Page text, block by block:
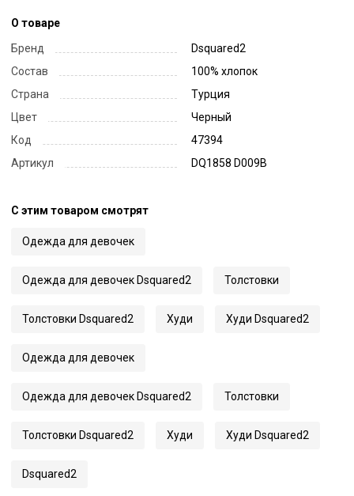
О товаре
Бренд
Dsquared2
Состав
100% хлопок
Страна
Турция
Цвет
Черный
Код
47394
Артикул
DQ1858 D009B
С этим товаром смотрят
Одежда для девочек
Одежда для девочек Dsquared2 Толстовки
Толстовки Dsquared2 Худи Худи Dsquared2
Одежда для девочек
Одежда для девочек Dsquared2 Толстовки
Толстовки Dsquared2 Худи Худи Dsquared2
Dsquared2